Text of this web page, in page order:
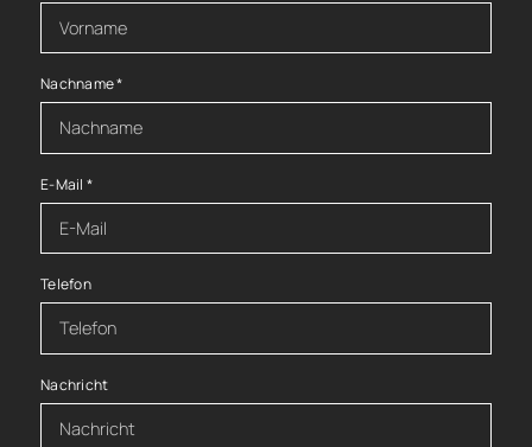
Nachname*
E-Mail *
Telefon
Nachricht